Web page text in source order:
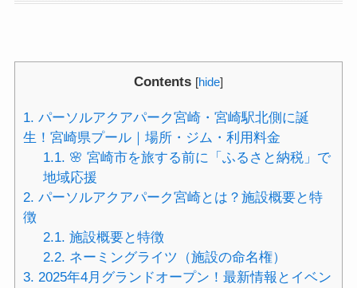
Contents [hide]
1. パーソルアクアパーク宮崎・宮崎駅北側に誕
生！宮崎県プール｜場所・ジム・利用料金
1.1. 🌸 宮崎市を旅する前に「ふるさと納税」で
地域応援
2. パーソルアクアパーク宮崎とは？施設概要と特
徴
2.1. 施設概要と特徴
2.2. ネーミングライツ（施設の命名権）
3. 2025年4月グランドオープン！最新情報とイベン